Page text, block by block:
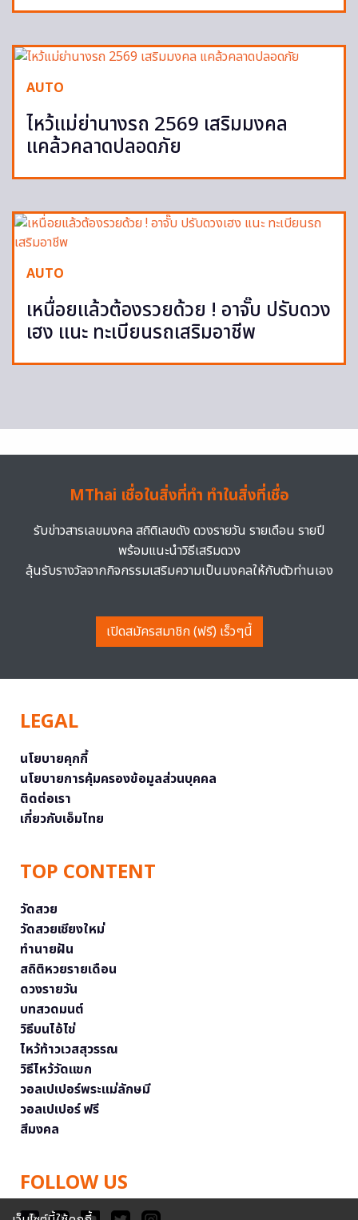
AUTO
ไหว้แม่ย่านางรถ 2569 เสริมมงคล
แคล้วคลาดปลอดภัย
AUTO
เหนื่อยแล้วต้องรวยด้วย ! อาจั๊บ ปรับดวง
เฮง แนะ ทะเบียนรถเสริมอาชีพ
MThai เชื่อในสิ่งที่ทำ ทำในสิ่งที่เชื่อ
รับข่าวสารเลขมงคล สถิติเลขดัง ดวงรายวัน รายเดือน รายปี
พร้อมแนะนำวิธีเสริมดวง
ลุ้นรับรางวัลจากกิจกรรมเสริมความเป็นมงคลให้กับตัวท่านเอง
เปิดสมัครสมาชิก (ฟรี) เร็วๆนี้
LEGAL
นโยบายคุกกี้
นโยบายการคุ้มครองข้อมูลส่วนบุคคล
ติดต่อเรา
เกี่ยวกับเอ็มไทย
TOP CONTENT
วัดสวย
วัดสวยเชียงใหม่
ทำนายฝัน
สถิติหวยรายเดือน
ดวงรายวัน
บทสวดมนต์
วิธีบนไอ้ไข่
ไหว้ท้าวเวสสุวรรณ
วิธีไหว้วัดแขก
วอลเปเปอร์พระแม่ลักษมี
วอลเปเปอร์ ฟรี
สีมงคล
FOLLOW US